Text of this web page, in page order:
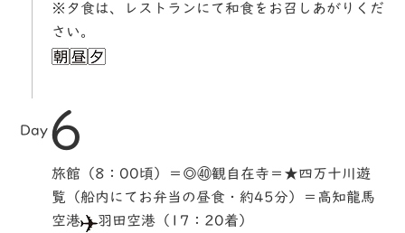
※夕食は、レストランにて和食をお召しあがりくだ
さい。
Day 6
旅館（8：00頃）＝◎㊵観自在寺＝★四万十川遊
覧（船内にてお弁当の昼食・約45分）＝高知龍馬
空港
羽田空港（17：20着）